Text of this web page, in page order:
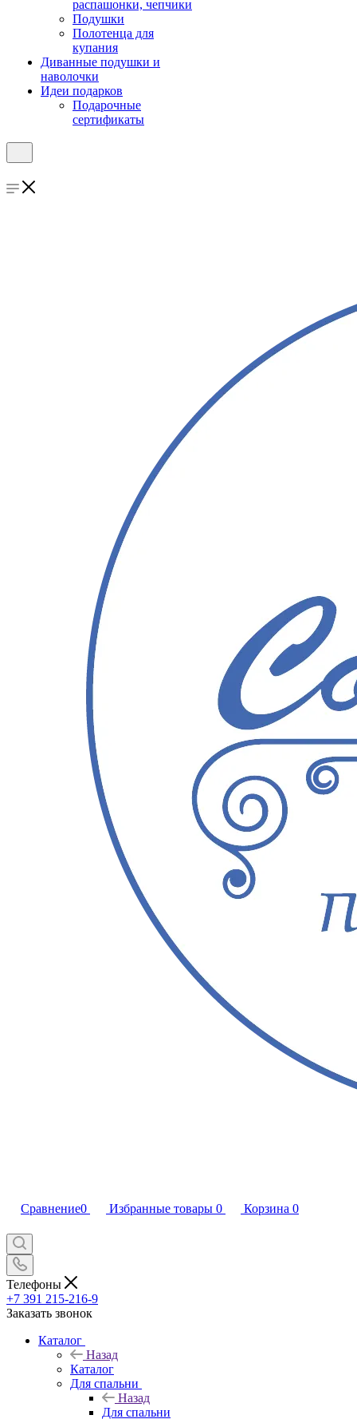
распашонки, чепчики
Подушки
Полотенца для
купания
Диванные подушки и
наволочки
Идеи подарков
Подарочные
сертификаты
Сравнение0 Избранные товары 0 Корзина 0
Телефоны
+7 391 215-216-9
Заказать звонок
Каталог
Назад
Каталог
Для спальни
Назад
Для спальни